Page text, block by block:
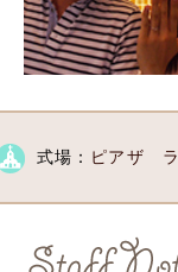
式場： ピアザ